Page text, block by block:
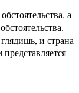
а
и страна